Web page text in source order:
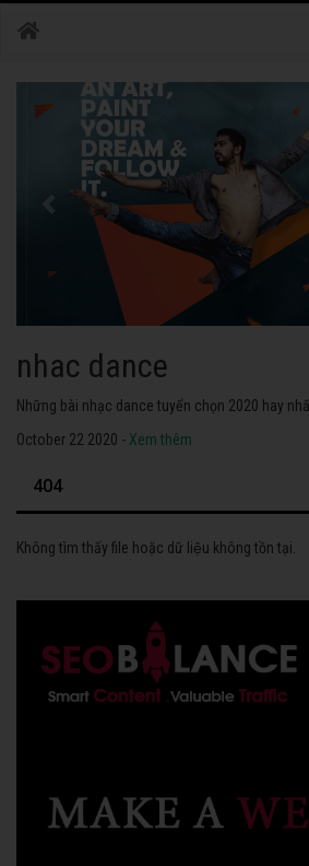
nhac dance
Những bài nhạc dance tuyển chọn 2020 hay
October 22 2020 - Xem thêm
404
Không tìm thấy file hoặc dữ liệu không tồn tại.